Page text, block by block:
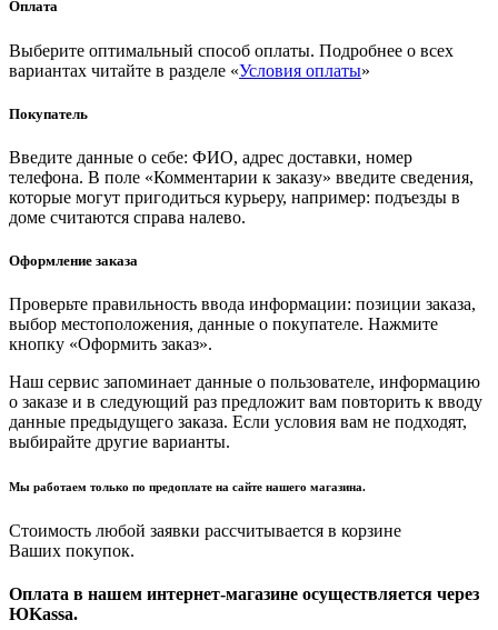
Оплата
Выберите оптимальный способ оплаты. Подробнее о всех
вариантах читайте в разделе «Условия оплаты»
Покупатель
Введите данные о себе: ФИО, адрес доставки, номер
телефона. В поле «Комментарии к заказу» введите сведения,
которые могут пригодиться курьеру, например: подъезды в
доме считаются справа налево.
Оформление заказа
Проверьте правильность ввода информации: позиции заказа,
выбор местоположения, данные о покупателе. Нажмите
кнопку «Оформить заказ».
Наш сервис запоминает данные о пользователе, информацию
о заказе и в следующий раз предложит вам повторить к вводу
данные предыдущего заказа. Если условия вам не подходят,
выбирайте другие варианты.
Мы работаем только по предоплате на сайте нашего магазина.
Стоимость любой заявки рассчитывается в корзине
Ваших покупок.
Оплата в нашем интернет-магазине осуществляется через
ЮKassa.